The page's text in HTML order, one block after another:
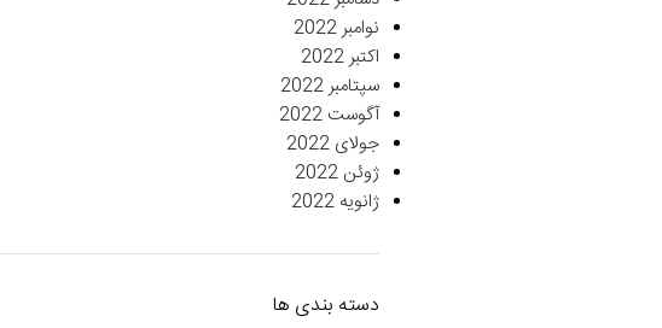
نوامبر 2022
اکتبر 2022
سپتامبر 2022
آگوست 2022
جولای 2022
ژوئن 2022
ژانویه 2022
دسته بندی ها